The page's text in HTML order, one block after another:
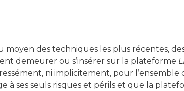
moyen des techniques les plus récentes,
demeurer ou s’insérer sur la plateforme
ni implicitement, pour l’ensemble
à ses seuls risques et périls et que la